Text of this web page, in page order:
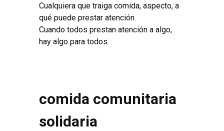
Cualquiera que traiga comida, aspecto, a
qué puede prestar atención.
Cuando todos prestan atención a algo,
hay algo para todos.
comida comunitaria
solidaria